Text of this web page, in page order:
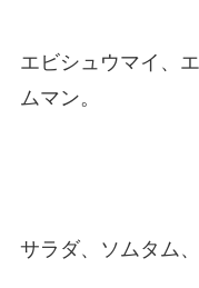
エビシュウマイ、
ムマン。
サラダ、ソムタム